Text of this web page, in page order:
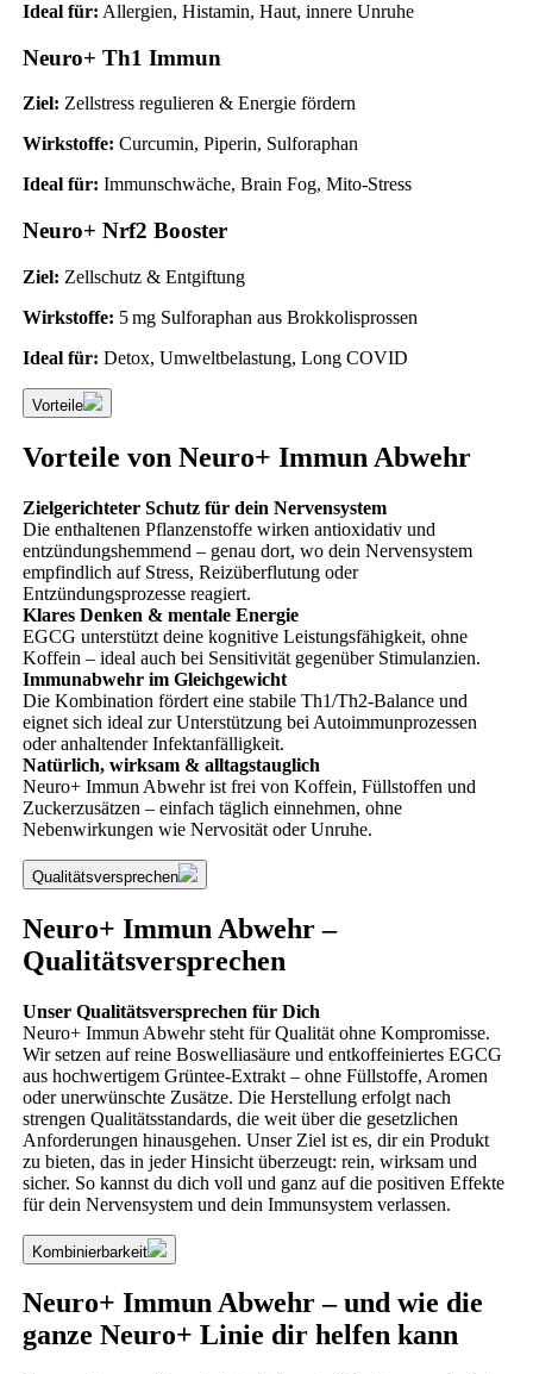
Ideal für: Allergien, Histamin, Haut, innere Unruhe
Neuro+ Th1 Immun
Ziel: Zellstress regulieren & Energie fördern
Wirkstoffe: Curcumin, Piperin, Sulforaphan
Ideal für: Immunschwäche, Brain Fog, Mito-Stress
Neuro+ Nrf2 Booster
Ziel: Zellschutz & Entgiftung
Wirkstoffe: 5 mg Sulforaphan aus Brokkolisprossen
Ideal für: Detox, Umweltbelastung, Long COVID
Vorteile
Vorteile von Neuro+ Immun Abwehr
Zielgerichteter Schutz für dein Nervensystem
Die enthaltenen Pflanzenstoffe wirken antioxidativ und
entzündungshemmend – genau dort, wo dein Nervensystem
empfindlich auf Stress, Reizüberflutung oder
Entzündungsprozesse reagiert.
Klares Denken & mentale Energie
EGCG unterstützt deine kognitive Leistungsfähigkeit, ohne
Koffein – ideal auch bei Sensitivität gegenüber Stimulanzien.
Immunabwehr im Gleichgewicht
Die Kombination fördert eine stabile Th1/Th2-Balance und
eignet sich ideal zur Unterstützung bei Autoimmunprozessen
oder anhaltender Infektanfälligkeit.
Natürlich, wirksam & alltagstauglich
Neuro+ Immun Abwehr ist frei von Koffein, Füllstoffen und
Zuckerzusätzen – einfach täglich einnehmen, ohne
Nebenwirkungen wie Nervosität oder Unruhe.
Qualitätsversprechen
Neuro+ Immun Abwehr –
Qualitätsversprechen
Unser Qualitätsversprechen für Dich
Neuro+ Immun Abwehr steht für Qualität ohne Kompromisse.
Wir setzen auf reine Boswelliasäure und entkoffeiniertes EGCG
aus hochwertigem Grüntee-Extrakt – ohne Füllstoffe, Aromen
oder unerwünschte Zusätze. Die Herstellung erfolgt nach
strengen Qualitätsstandards, die weit über die gesetzlichen
Anforderungen hinausgehen. Unser Ziel ist es, dir ein Produkt
zu bieten, das in jeder Hinsicht überzeugt: rein, wirksam und
sicher. So kannst du dich voll und ganz auf die positiven Effekte
für dein Nervensystem und dein Immunsystem verlassen.
Kombinierbarkeit
Neuro+ Immun Abwehr – und wie die
ganze Neuro+ Linie dir helfen kann